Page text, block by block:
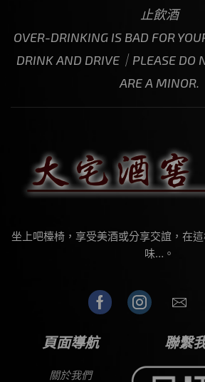
止飲酒
OVER-DRINKING IS BAD FOR
DRINK AND DRIVE｜PLEASE DO
ARE A MINOR.
坐上吧檯椅，享受美酒或分享交誼，在
味…。
頁面導航
關於我們
聯繫